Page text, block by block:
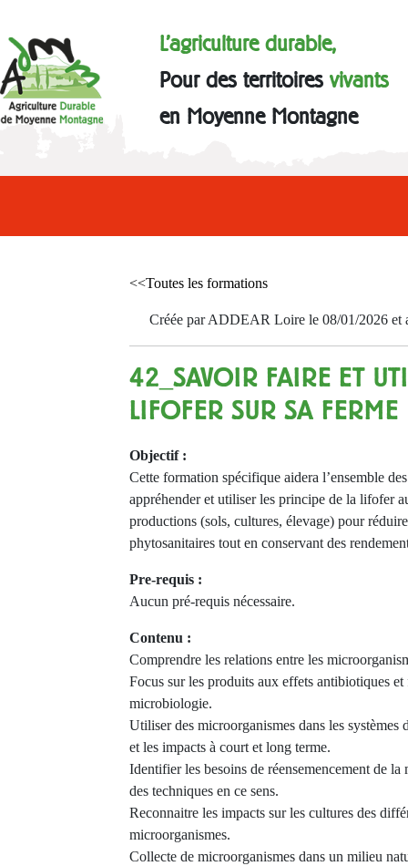
L'agriculture durable,
Pour des territoiresvivants
en Moyenne Montagne
<<Toutes les formations
Créée par ADDEAR Loire le 08/01/2026 et
42_SAVOIR FAIRE ET
LIFOFER SUR SA FERME
Objectif :
Cette formation spécifique aidera l’ensemble
appréhender et utiliser les principe de la lifofer
productions (sols, cultures, élevage) pour
phytosanitaires tout en conservant des
Pre-requis :
Aucun pré-requis nécessaire.
Contenu :
Comprendre les relations entre les
Focus sur les produits aux effets antibiotiques
microbiologie.
Utiliser des microorganismes dans les systèmes
et les impacts à court et long terme.
Identifier les besoins de réensemencement de
des techniques en ce sens.
Reconnaitre les impacts sur les cultures des
microorganismes.
Collecte de microorganismes dans un milieu